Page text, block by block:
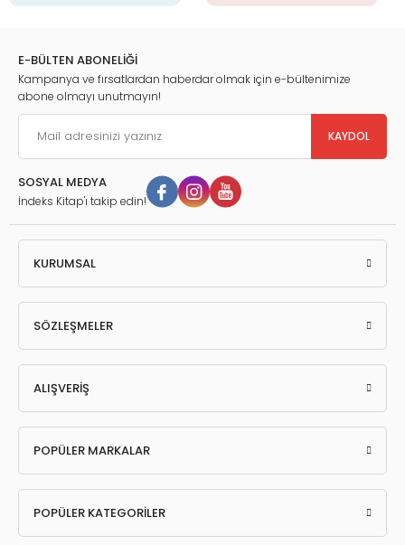
E-BÜLTEN ABONELİĞİ
Kampanya ve fırsatlardan haberdar olmak için e-bültenimize
abone olmayı unutmayın!
KAYDOL
SOSYAL MEDYA
İndeks Kitap'ı takip edin!
KURUMSAL
SÖZLEŞMELER
ALIŞVERİŞ
POPÜLER MARKALAR
POPÜLER KATEGORİLER